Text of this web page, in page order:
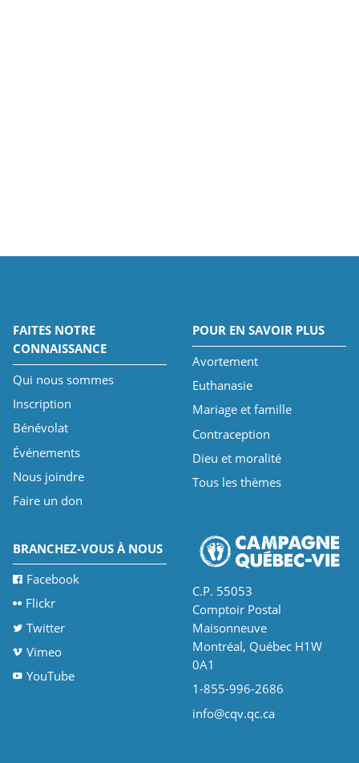
FAITES NOTRE
CONNAISSANCE
Qui nous sommes
Inscription
Bénévolat
Événements
Nous joindre
Faire un don
POUR EN SAVOIR PLUS
Avortement
Euthanasie
Mariage et famille
Contraception
Dieu et moralité
Tous les thèmes
BRANCHEZ-VOUS À NOUS
Facebook
Flickr
Twitter
Vimeo
YouTube
C.P. 55053
Comptoir Postal
Maisonneuve
Montréal, Québec H1W
0A1
1-855-996-2686
info@cqv.qc.ca